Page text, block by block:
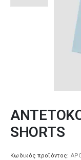
SHORTS
Κωδικός προϊόντος: